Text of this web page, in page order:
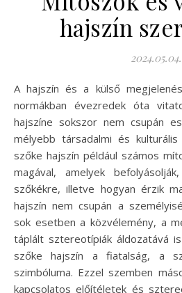
hajszín
2024.05.04.
A hajszín és a külső megjelenés szerepe a társadalmi
normákban évezredek óta
hajszíne sokszor nem csupán
mélyebb társadalmi és
szőke hajszín például számos
magával, amelyek
szőkékre, illetve hogyan érzik
hajszín nem csupán a
sok esetben a közvélemény, a
táplált sztereotípiák áldozatává
szőke hajszín a fiatalság, a
szimbóluma. Ezzel szemben
kapcsolatos előítéletek és